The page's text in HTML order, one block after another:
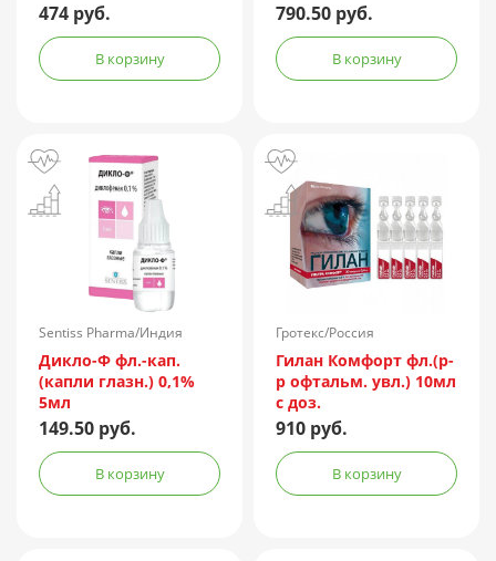
474 руб.
В корзину
790.50 руб.
В корзину
Sentiss Pharma/Индия
Дикло-Ф фл.-кап.
(капли глазн.) 0,1%
5мл
149.50 руб.
В корзину
Гротекс/Россия
Гилан Комфорт фл.(р-
р офтальм. увл.) 10мл
с доз.
910 руб.
В корзину